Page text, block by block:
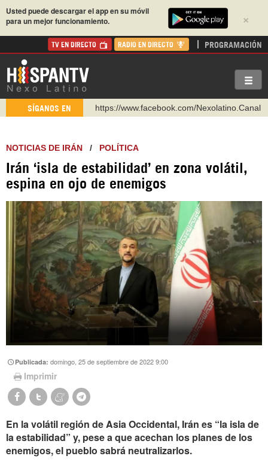
×
Usted puede descargar el app en su móvil
para un mejor funcionamiento.
TV EN DIRECTO RADIO EN DIRECTO PROGRAMACIÓN
SÍGANOS EN
https://www.facebook.com/Nexolatino.Canal
http://twitter.com/nexo_latino
https://t.me/hispantvcanal
https://urmedium.com/c/hispantv
Instagram como: hispan_tv
NOTICIAS DE IRÁN / POLÍTICA
Irán ‘isla de estabilidad’ en zona volátil,
espina en ojo de enemigos
Publicada:domingo, 25 de septiembre de 2022 9:00
Imprimir
En la volátil región de Asia Occidental, Irán es “la isla de
la estabilidad” y, pese a que acechan los planes de los
enemigos, el pueblo sabrá neutralizarlos.